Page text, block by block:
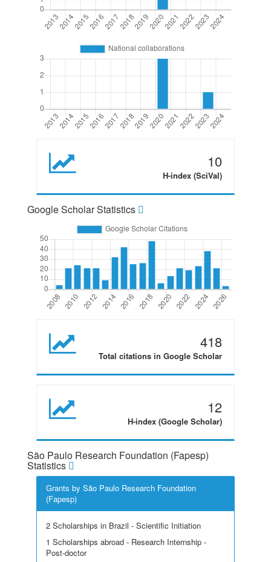
10
H-index (SciVal)
Google Scholar Statistics
418
Total citations in Google Scholar
12
H-index (Google Scholar)
São Paulo Research Foundation (Fapesp)
Statistics
Grants by São Paulo Research Foundation
(Fapesp)
2 Scholarships in Brazil - Scientific Initiation
1 Scholarships abroad - Research Internship -
Post-doctor